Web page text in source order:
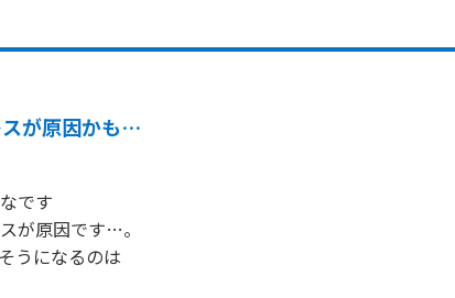
が原因かも…
です
が原因です…。
うになるのは